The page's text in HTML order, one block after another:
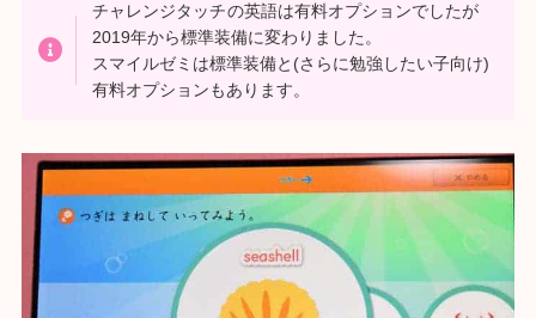
チャレンジタッチの英語は有料オプションでしたが
2019年から標準装備に変わりました。
スマイルゼミは標準装備と(さらに勉強したい子向け)
有料オプションもあります。